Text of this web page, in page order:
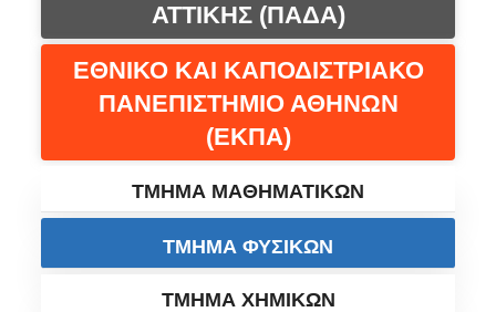
ΑΤΤΙΚΗΣ (ΠΑΔΑ)
ΕΘΝΙΚΟ ΚΑΙ ΚΑΠΟΔΙΣΤΡΙΑΚΟ
ΠΑΝΕΠΙΣΤΗΜΙΟ ΑΘΗΝΩΝ
(ΕΚΠΑ)
ΤΜΗΜΑ ΜΑΘΗΜΑΤΙΚΩΝ
ΤΜΗΜΑ ΦΥΣΙΚΩΝ
ΤΜΗΜΑ ΧΗΜΙΚΩΝ